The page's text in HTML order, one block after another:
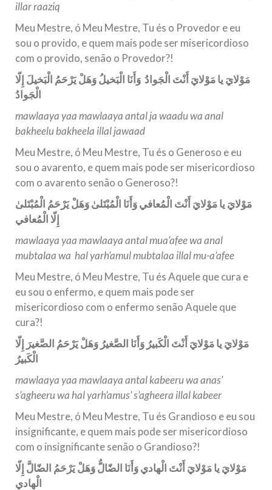
illar raaziq
Meu Mestre, ó Meu Mestre, Tu és o Provedor e eu
sou o provido, e quem mais pode ser misericordioso
com o provido, senão o Provedor?!
مَوْلايَ يا مَوْلايَ أَنْتَ الْجَوادُ وَأَنَا الْبَخيلُ وَهَلْ يَرْحَمُ الْبَخيلَ إِلّا
الْجَوادُ
mawlaaya yaa mawlaaya antal ja waadu wa anal
bakheelu bakheela illal jawaad
Meu Mestre, ó Meu Mestre, Tu és o Generoso e eu
sou o avarento, e quem mais pode ser misericordioso
com o avarento senão o Generoso?!
مَوْلايَ يا مَوْلايَ أَنْتَ الْمُعافي وَأَنَا الْمُبْتَلىٰ وَهَلْ يَرْحَمُ الْمُبْتَلىٰ
إِلّا الْمُعافي
mawlaaya yaa mawlaaya antal mua’afee wa anal
mubtalaa wa hal yarh’amul mubtalaa illal mu-a’afee
Meu Mestre, ó Meu Mestre, Tu és Aquele que cura e
eu sou o enfermo, e quem mais pode ser
misericordioso com o enfermo senão Aquele que
cura?!
مَوْلايَ يا مَوْلايَ أَنْتَ الْكَبيرُ وَأَنَا الصَّغيرُ وَهَلْ يَرْحَمُ الصَّغيرَ إِلّا
الْكَبيرُ
mawlaaya yaa mawlaaya antal kabeeru wa anas’
s’agheeru wa hal yarh’amus’ s’agheera illal kabeer
Meu Mestre, ó Meu Mestre, Tu és Grandioso e eu sou
insignificante, e quem mais pode ser misericordioso
com o insignificante senão o Grandioso?!
مَوْلايَ يا مَوْلايَ أَنْتَ الْهادي وَأَنَا الضّالُّ وَهَلْ يَرْحَمُ الضّالَّ إِلّا
الْهادي